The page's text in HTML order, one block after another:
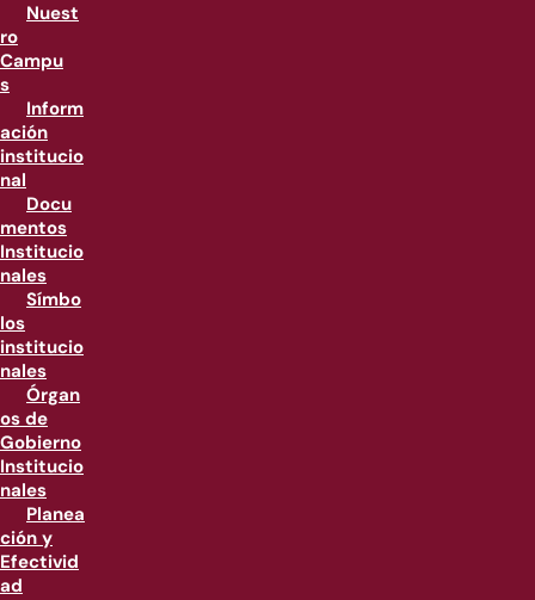
Nuest
ro
Campu
s
Inform
ación
institucio
nal
Docu
mentos
Institucio
nales
Símbo
los
institucio
nales
Órgan
os de
Gobierno
Institucio
nales
Planea
ción y
Efectivid
ad